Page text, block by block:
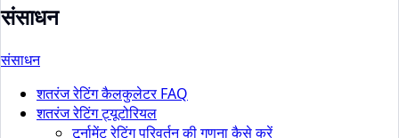
संसाधन
संसाधन
शतरंज रेटिंग कैलकुलेटर FAQ
शतरंज रेटिंग ट्यूटोरियल
टूर्नामेंट रेटिंग परिवर्तन की गणना कैसे करें